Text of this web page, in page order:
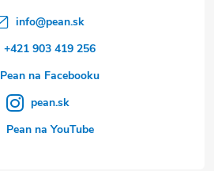
info@pean.sk
+421 903 419 256
Pean na Facebooku
pean.sk
Pean na YouTube